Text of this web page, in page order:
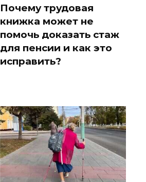
Почему трудовая
книжка может не
помочь доказать стаж
для пенсии и как это
исправить?